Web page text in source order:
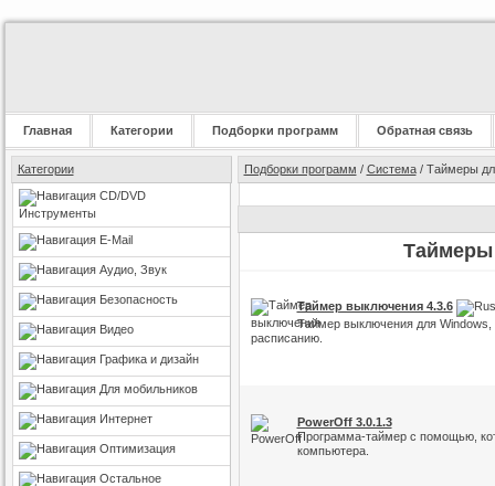
Главная Категории Подборки программ Обратная связь
Категории
CD/DVD
Инструменты
E-Mail
Аудио, Звук
Безопасность
Видео
Графика и дизайн
Для мобильников
Интернет
Оптимизация
Остальное
Подборки программ / Система/ Таймеры
Таймеры
Таймер выключения 4.3.6
Таймер выключения для
расписанию.
PowerOff 3.0.1.3
Программа-таймер с помощью,
компьютера.